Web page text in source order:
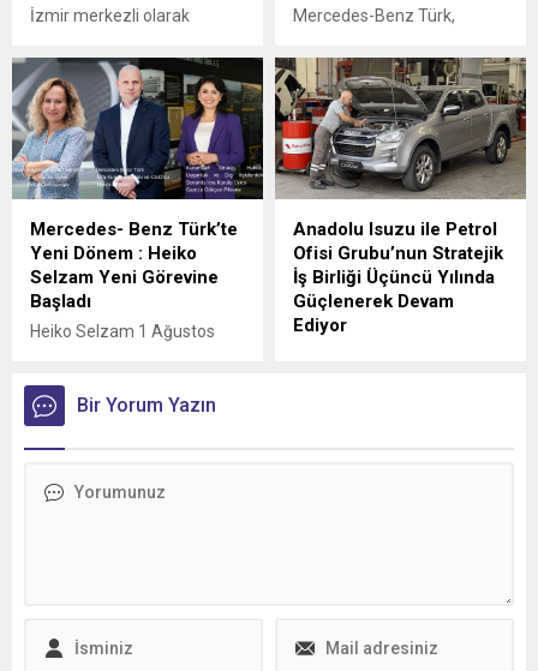
İzmir merkezli olarak
lojistik operasyonları
yürüten ÖKN Lojistik, Ege
Bölgesi'nin ilk Renault
Trucks Master Red EDITION
panelvanını filosuna kattı.
Mercedes-Benz Türk,
yönelik servis
sözleşmelerinde sunduğu
36 aya varan taksit
imkânıyla bakım ve servis
süreçlerini daha esnek
ödeme seçenekleriyle
Mercedes- Benz Türk’te
Yeni Dönem : Heiko
Selzam Yeni Görevine
Başladı
Heiko Selzam 1 Ağustos
Anadolu Isuzu ile Petrol
Ofisi Grubu’nun Stratejik
İş Birliği Üçüncü Yılında
Güçlenerek Devam
Ediyor
iş birliği üçüncü yılına girdi.
Bir Yorum Yazın